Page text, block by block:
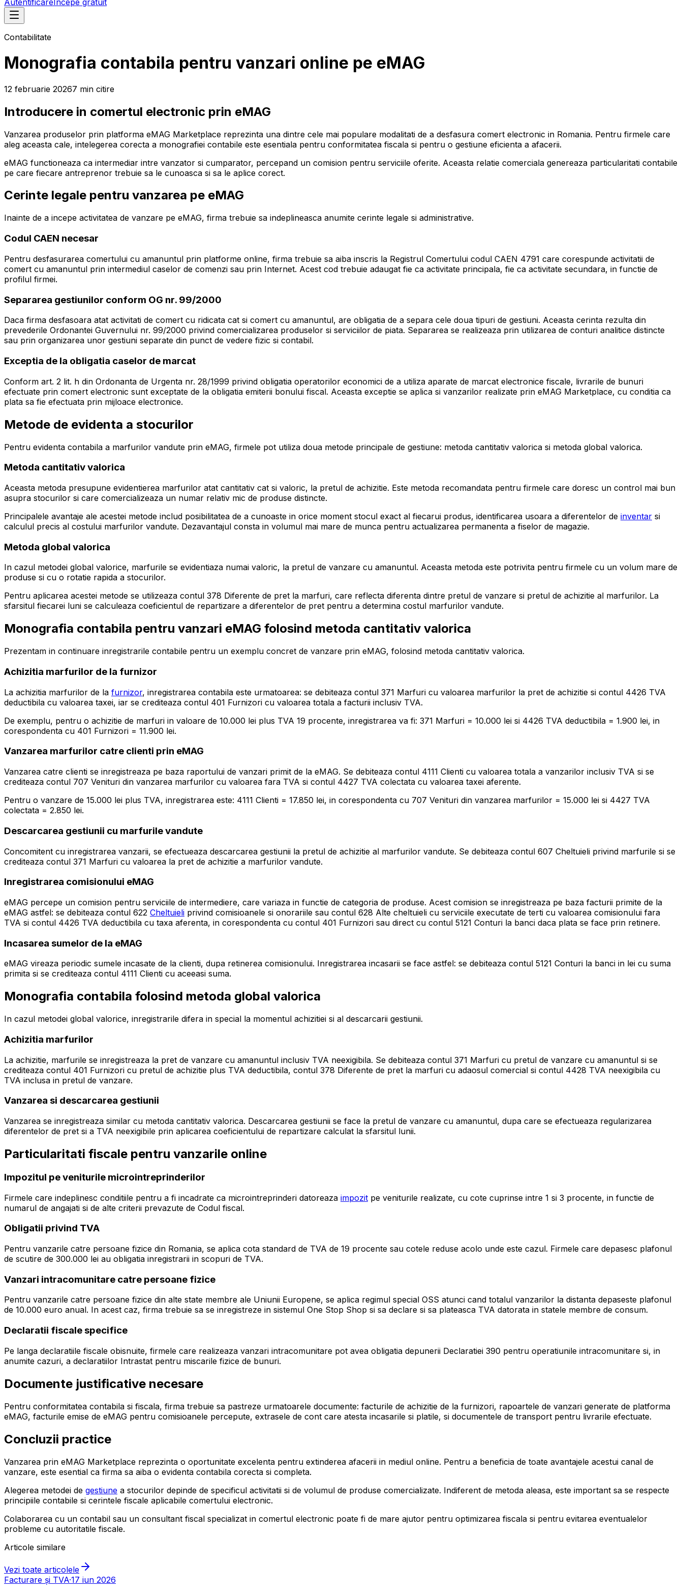
Contabilitate
Monografia contabila pentru vanzari online pe eMAG
12 februarie 20267 min citire
Introducere in comertul electronic prin eMAG
Vanzarea produselor prin platforma eMAG Marketplace reprezinta una dintre cele mai populare modalitati de a desfasura comert electronic in Romania. Pentru firmele care
aleg aceasta cale, intelegerea corecta a monografiei contabile este esentiala pentru conformitatea fiscala si pentru o gestiune eficienta a afacerii.
eMAG functioneaza ca intermediar intre vanzator si cumparator, percepand un comision pentru serviciile oferite. Aceasta relatie comerciala genereaza particularitati contabile
pe care fiecare antreprenor trebuie sa le cunoasca si sa le aplice corect.
Cerinte legale pentru vanzarea pe eMAG
Inainte de a incepe activitatea de vanzare pe eMAG, firma trebuie sa indeplineasca anumite cerinte legale si administrative.
Codul CAEN necesar
Pentru desfasurarea comertului cu amanuntul prin platforme online, firma trebuie sa aiba inscris la Registrul Comertului codul CAEN 4791 care corespunde activitatii de
comert cu amanuntul prin intermediul caselor de comenzi sau prin Internet. Acest cod trebuie adaugat fie ca activitate principala, fie ca activitate secundara, in functie de
profilul firmei.
Separarea gestiunilor conform OG nr. 99/2000
Daca firma desfasoara atat activitati de comert cu ridicata cat si comert cu amanuntul, are obligatia de a separa cele doua tipuri de gestiuni. Aceasta cerinta rezulta din
prevederile Ordonantei Guvernului nr. 99/2000 privind comercializarea produselor si serviciilor de piata. Separarea se realizeaza prin utilizarea de conturi analitice distincte
sau prin organizarea unor gestiuni separate din punct de vedere fizic si contabil.
Exceptia de la obligatia caselor de marcat
Conform art. 2 lit. h din Ordonanta de Urgenta nr. 28/1999 privind obligatia operatorilor economici de a utiliza aparate de marcat electronice fiscale, livrarile de bunuri
efectuate prin comert electronic sunt exceptate de la obligatia emiterii bonului fiscal. Aceasta exceptie se aplica si vanzarilor realizate prin eMAG Marketplace, cu conditia ca
plata sa fie efectuata prin mijloace electronice.
Metode de evidenta a stocurilor
Pentru evidenta contabila a marfurilor vandute prin eMAG, firmele pot utiliza doua metode principale de gestiune: metoda cantitativ valorica si metoda global valorica.
Metoda cantitativ valorica
Aceasta metoda presupune evidentierea marfurilor atat cantitativ cat si valoric, la pretul de achizitie. Este metoda recomandata pentru firmele care doresc un control mai bun
asupra stocurilor si care comercializeaza un numar relativ mic de produse distincte.
Principalele avantaje ale acestei metode includ posibilitatea de a cunoaste in orice moment stocul exact al fiecarui produs, identificarea usoara a diferentelor de inventar si
calculul precis al costului marfurilor vandute. Dezavantajul consta in volumul mai mare de munca pentru actualizarea permanenta a fiselor de magazie.
Metoda global valorica
In cazul metodei global valorice, marfurile se evidentiaza numai valoric, la pretul de vanzare cu amanuntul. Aceasta metoda este potrivita pentru firmele cu un volum mare de
produse si cu o rotatie rapida a stocurilor.
Pentru aplicarea acestei metode se utilizeaza contul 378 Diferente de pret la marfuri, care reflecta diferenta dintre pretul de vanzare si pretul de achizitie al marfurilor. La
sfarsitul fiecarei luni se calculeaza coeficientul de repartizare a diferentelor de pret pentru a determina costul marfurilor vandute.
Monografia contabila pentru vanzari eMAG folosind metoda cantitativ valorica
Prezentam in continuare inregistrarile contabile pentru un exemplu concret de vanzare prin eMAG, folosind metoda cantitativ valorica.
Achizitia marfurilor de la furnizor
La achizitia marfurilor de la furnizor, inregistrarea contabila este urmatoarea: se debiteaza contul 371 Marfuri cu valoarea marfurilor la pret de achizitie si contul 4426 TVA
deductibila cu valoarea taxei, iar se crediteaza contul 401 Furnizori cu valoarea totala a facturii inclusiv TVA.
De exemplu, pentru o achizitie de marfuri in valoare de 10.000 lei plus TVA 19 procente, inregistrarea va fi: 371 Marfuri = 10.000 lei si 4426 TVA deductibila = 1.900 lei, in
corespondenta cu 401 Furnizori = 11.900 lei.
Vanzarea marfurilor catre clienti prin eMAG
Vanzarea catre clienti se inregistreaza pe baza raportului de vanzari primit de la eMAG. Se debiteaza contul 4111 Clienti cu valoarea totala a vanzarilor inclusiv TVA si se
crediteaza contul 707 Venituri din vanzarea marfurilor cu valoarea fara TVA si contul 4427 TVA colectata cu valoarea taxei aferente.
Pentru o vanzare de 15.000 lei plus TVA, inregistrarea este: 4111 Clienti = 17.850 lei, in corespondenta cu 707 Venituri din vanzarea marfurilor = 15.000 lei si 4427 TVA
colectata = 2.850 lei.
Descarcarea gestiunii cu marfurile vandute
Concomitent cu inregistrarea vanzarii, se efectueaza descarcarea gestiunii la pretul de achizitie al marfurilor vandute. Se debiteaza contul 607 Cheltuieli privind marfurile si se
crediteaza contul 371 Marfuri cu valoarea la pret de achizitie a marfurilor vandute.
Inregistrarea comisionului eMAG
eMAG percepe un comision pentru serviciile de intermediere, care variaza in functie de categoria de produse. Acest comision se inregistreaza pe baza facturii primite de la
eMAG astfel: se debiteaza contul 622 Cheltuieli privind comisioanele si onorariile sau contul 628 Alte cheltuieli cu serviciile executate de terti cu valoarea comisionului fara
TVA si contul 4426 TVA deductibila cu taxa aferenta, in corespondenta cu contul 401 Furnizori sau direct cu contul 5121 Conturi la banci daca plata se face prin retinere.
Incasarea sumelor de la eMAG
eMAG vireaza periodic sumele incasate de la clienti, dupa retinerea comisionului. Inregistrarea incasarii se face astfel: se debiteaza contul 5121 Conturi la banci in lei cu suma
primita si se crediteaza contul 4111 Clienti cu aceeasi suma.
Monografia contabila folosind metoda global valorica
In cazul metodei global valorice, inregistrarile difera in special la momentul achizitiei si al descarcarii gestiunii.
Achizitia marfurilor
La achizitie, marfurile se inregistreaza la pret de vanzare cu amanuntul inclusiv TVA neexigibila. Se debiteaza contul 371 Marfuri cu pretul de vanzare cu amanuntul si se
crediteaza contul 401 Furnizori cu pretul de achizitie plus TVA deductibila, contul 378 Diferente de pret la marfuri cu adaosul comercial si contul 4428 TVA neexigibila cu
TVA inclusa in pretul de vanzare.
Vanzarea si descarcarea gestiunii
Vanzarea se inregistreaza similar cu metoda cantitativ valorica. Descarcarea gestiunii se face la pretul de vanzare cu amanuntul, dupa care se efectueaza regularizarea
diferentelor de pret si a TVA neexigibile prin aplicarea coeficientului de repartizare calculat la sfarsitul lunii.
Particularitati fiscale pentru vanzarile online
Impozitul pe veniturile microintreprinderilor
Firmele care indeplinesc conditiile pentru a fi incadrate ca microintreprinderi datoreaza impozit pe veniturile realizate, cu cote cuprinse intre 1 si 3 procente, in functie de
numarul de angajati si de alte criterii prevazute de Codul fiscal.
Obligatii privind TVA
Pentru vanzarile catre persoane fizice din Romania, se aplica cota standard de TVA de 19 procente sau cotele reduse acolo unde este cazul. Firmele care depasesc plafonul
de scutire de 300.000 lei au obligatia inregistrarii in scopuri de TVA.
Vanzari intracomunitare catre persoane fizice
Pentru vanzarile catre persoane fizice din alte state membre ale Uniunii Europene, se aplica regimul special OSS atunci cand totalul vanzarilor la distanta depaseste plafonul
de 10.000 euro anual. In acest caz, firma trebuie sa se inregistreze in sistemul One Stop Shop si sa declare si sa plateasca TVA datorata in statele membre de consum.
Declaratii fiscale specifice
Pe langa declaratiile fiscale obisnuite, firmele care realizeaza vanzari intracomunitare pot avea obligatia depunerii Declaratiei 390 pentru operatiunile intracomunitare si, in
anumite cazuri, a declaratiilor Intrastat pentru miscarile fizice de bunuri.
Documente justificative necesare
Pentru conformitatea contabila si fiscala, firma trebuie sa pastreze urmatoarele documente: facturile de achizitie de la furnizori, rapoartele de vanzari generate de platforma
eMAG, facturile emise de eMAG pentru comisioanele percepute, extrasele de cont care atesta incasarile si platile, si documentele de transport pentru livrarile efectuate.
Concluzii practice
Vanzarea prin eMAG Marketplace reprezinta o oportunitate excelenta pentru extinderea afacerii in mediul online. Pentru a beneficia de toate avantajele acestui canal de
vanzare, este esential ca firma sa aiba o evidenta contabila corecta si completa.
Alegerea metodei de gestiune a stocurilor depinde de specificul activitatii si de volumul de produse comercializate. Indiferent de metoda aleasa, este important sa se respecte
principiile contabile si cerintele fiscale aplicabile comertului electronic.
Colaborarea cu un contabil sau un consultant fiscal specializat in comertul electronic poate fi de mare ajutor pentru optimizarea fiscala si pentru evitarea eventualelor
probleme cu autoritatile fiscale.
Articole similare
Vezi toate articolele
Facturare și TVA·17 iun 2026